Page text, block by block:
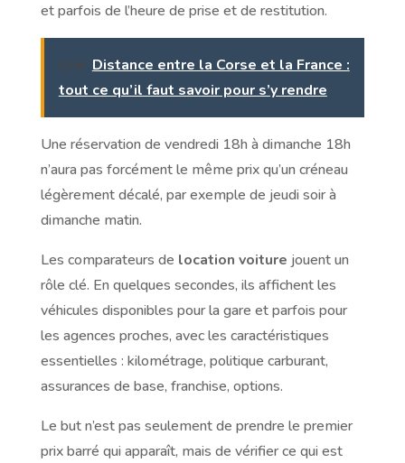
et parfois de l’heure de prise et de restitution.
Lire Distance entre la Corse et la France :
tout ce qu’il faut savoir pour s’y rendre
Une réservation de vendredi 18h à dimanche 18h
n’aura pas forcément le même prix qu’un créneau
légèrement décalé, par exemple de jeudi soir à
dimanche matin.
Les comparateurs de location voiture jouent un
rôle clé. En quelques secondes, ils affichent les
véhicules disponibles pour la gare et parfois pour
les agences proches, avec les caractéristiques
essentielles : kilométrage, politique carburant,
assurances de base, franchise, options.
Le but n’est pas seulement de prendre le premier
prix barré qui apparaît, mais de vérifier ce qui est